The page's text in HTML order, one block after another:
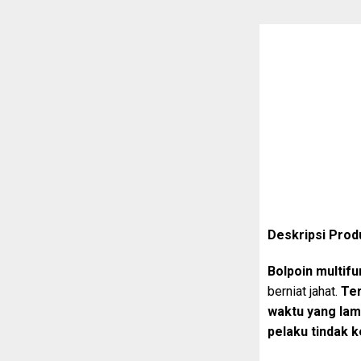
Deskripsi
Bolpoin
berniat jahat.
waktu yang
pelaku tindak